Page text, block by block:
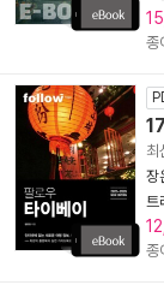
종
최
장
트
종